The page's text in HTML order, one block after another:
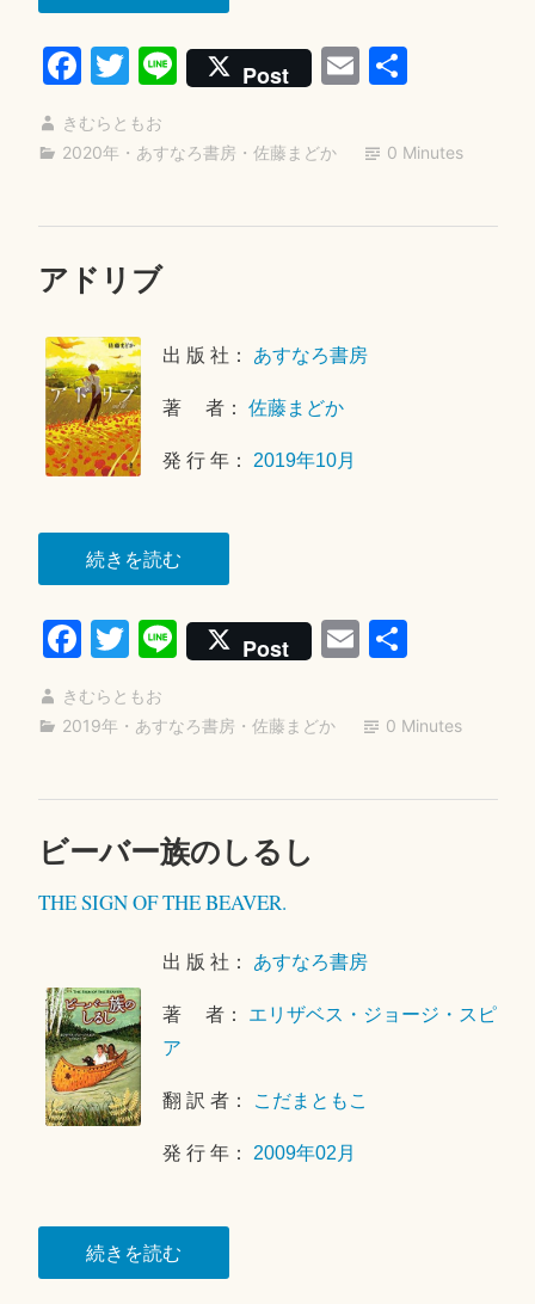
界
と
キ
ル”
Fa
ce
bo
T
wi
tte
Li
ne
Post E
ail
共
きむらともお
2020年 ・ あすなろ書房 ・ 佐藤まどか 0 Minutes
アドリブ
出 版 社： あすなろ書房
著 者：佐藤まどか
発 行 年： 2019年10月
続きを読む“ア
ド
リ
ブ”
Fa
ce
bo
ok
T
wi
tte
r
Li
ne
Post E
m
ail
共
きむらともお
2019年 ・ あすなろ書房 ・ 佐藤まどか
0
0 Minutes
ビーバー族のしるし
THE SIGN OF THE BEAVER.
出 版 社： あすなろ書房
著 者： エリザベス・ジョージ・スピ
ア
翻 訳 者： こだまともこ
発 行 年： 2009年02月
続きを読む“ビ
ー
2
2
7
月
2
3
日